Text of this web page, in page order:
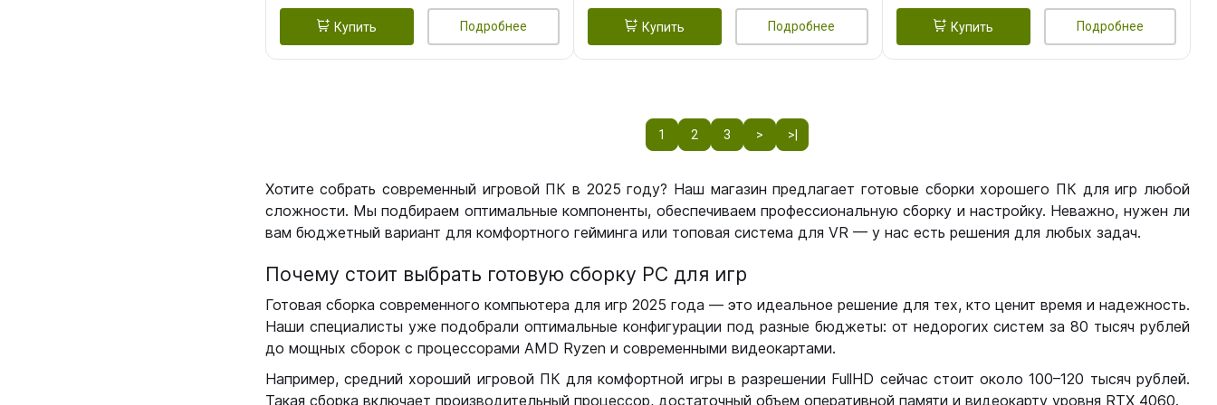
Купить Подробнее Купить Подробнее Купить Подробнее
1 2 3 > >|
Хотите собрать современный игровой ПК в 2025 году? Наш магазин предлагает готовые сборки хорошего ПК для игр любой
сложности. Мы подбираем оптимальные компоненты, обеспечиваем профессиональную сборку и настройку. Неважно, нужен ли
вам бюджетный вариант для комфортного гейминга или топовая система для VR — у нас есть решения для любых задач.
Почему стоит выбрать готовую сборку РС для игр
Готовая сборка современного компьютера для игр 2025 года — это идеальное решение для тех, кто ценит время и надежность.
Наши специалисты уже подобрали оптимальные конфигурации под разные бюджеты: от недорогих систем за 80 тысяч рублей
до мощных сборок с процессорами AMD Ryzen и современными видеокартами.
Например, средний хороший игровой ПК для комфортной игры в разрешении FullHD сейчас стоит около 100–120 тысяч рублей.
Такая сборка включает производительный процессор, достаточный объем оперативной памяти и видеокарту уровня RTX 4060.